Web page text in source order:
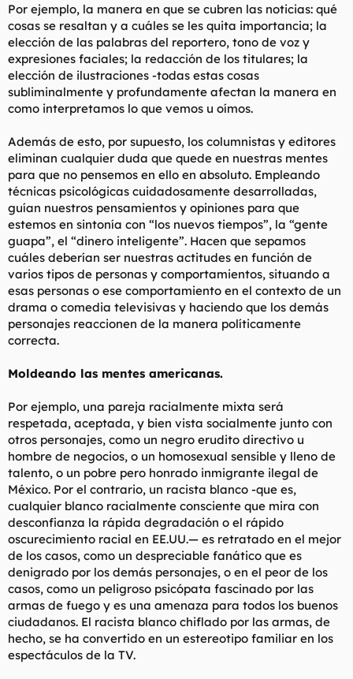
Por ejemplo, la manera en que se cubren las noticias: qué
cosas se resaltan y a cuáles se les quita importancia; la
elección de las palabras del reportero, tono de voz y
expresiones faciales; la redacción de los titulares; la
elección de ilustraciones -todas estas cosas
subliminalmente y profundamente afectan la manera en
como interpretamos lo que vemos u oímos.
Además de esto, por supuesto, los columnistas y editores
eliminan cualquier duda que quede en nuestras mentes
para que no pensemos en ello en absoluto. Empleando
técnicas psicológicas cuidadosamente desarrolladas,
guían nuestros pensamientos y opiniones para que
estemos en sintonía con “los nuevos tiempos”, la “gente
guapa”, el “dinero inteligente”. Hacen que sepamos
cuáles deberían ser nuestras actitudes en función de
varios tipos de personas y comportamientos, situando a
esas personas o ese comportamiento en el contexto de un
drama o comedia televisivas y haciendo que los demás
personajes reaccionen de la manera políticamente
correcta.
Moldeando las mentes americanas.
Por ejemplo, una pareja racialmente mixta será
respetada, aceptada, y bien vista socialmente junto con
otros personajes, como un negro erudito directivo u
hombre de negocios, o un homosexual sensible y lleno de
talento, o un pobre pero honrado inmigrante ilegal de
México. Por el contrario, un racista blanco -que es,
cualquier blanco racialmente consciente que mira con
desconfianza la rápida degradación o el rápido
oscurecimiento racial en EE.UU.— es retratado en el mejor
de los casos, como un despreciable fanático que es
denigrado por los demás personajes, o en el peor de los
casos, como un peligroso psicópata fascinado por las
armas de fuego y es una amenaza para todos los buenos
ciudadanos. El racista blanco chiflado por las armas, de
hecho, se ha convertido en un estereotipo familiar en los
espectáculos de la TV.